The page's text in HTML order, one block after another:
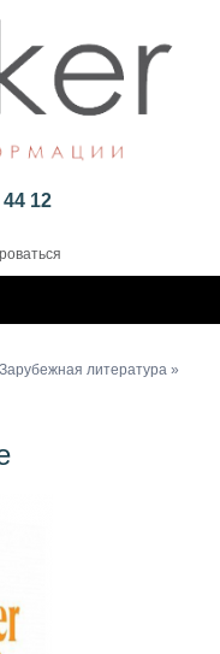
44 12
Зарубежная литература »